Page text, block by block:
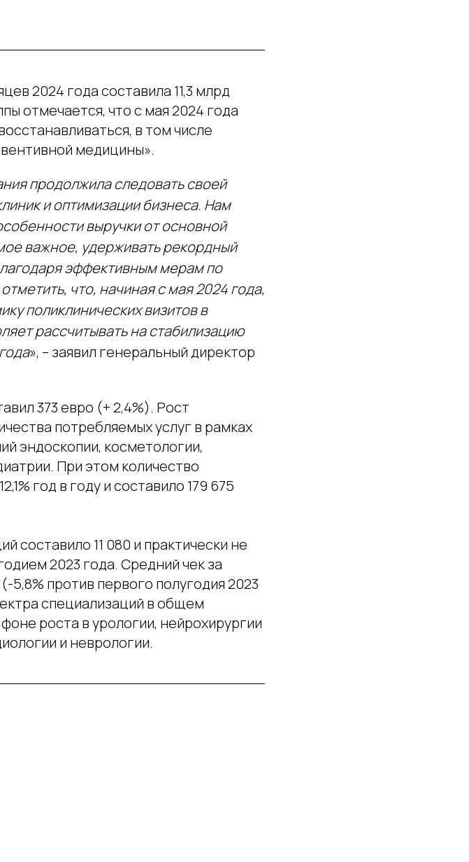
2024 года составила 11,3 млрд
отмечается, что с мая 2024 года
в том числе
медицины».
продолжила следовать своей
и оптимизации бизнеса. Нам
выручки от основной
важное, удерживать рекордный
эффективным мерам по
что, начиная с мая 2024 года,
поликлинических визитов в
рассчитывать на стабилизацию
», – заявил генеральный директор
373 евро (+ 2,4%). Рост
потребляемых услуг в рамках
эндоскопии, косметологии,
При этом количество
год в году и составило 179 675
составило 11 080 и практически не
2023 года. Средний чек за
5,8% против первого полугодия 2023
специализаций в общем
роста в урологии, нейрохирургии
и неврологии.